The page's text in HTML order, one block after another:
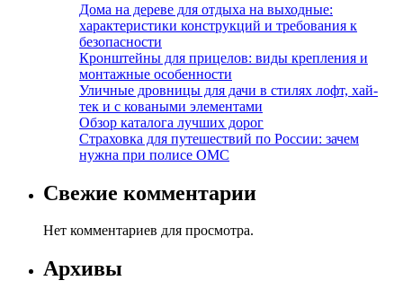
Дома на дереве для отдыха на выходные:
характеристики конструкций и требования к
безопасности
Кронштейны для прицелов: виды крепления и
монтажные особенности
Уличные дровницы для дачи в стилях лофт, хай-
тек и с коваными элементами
Обзор каталога лучших дорог
Страховка для путешествий по России: зачем
нужна при полисе ОМС
Свежие комментарии
Нет комментариев для просмотра.
Архивы